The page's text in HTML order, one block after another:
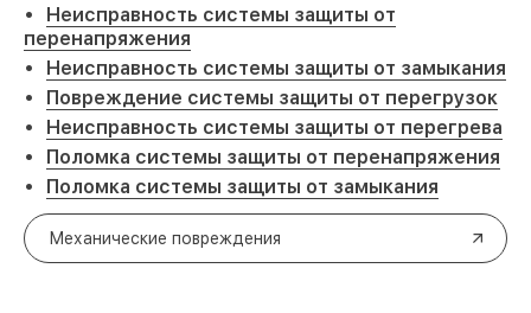
Неисправность системы защиты от
перенапряжения
Неисправность системы защиты от замыкания
Повреждение системы защиты от перегрузок
Неисправность системы защиты от перегрева
Поломка системы защиты от перенапряжения
Поломка системы защиты от замыкания
Механические повреждения